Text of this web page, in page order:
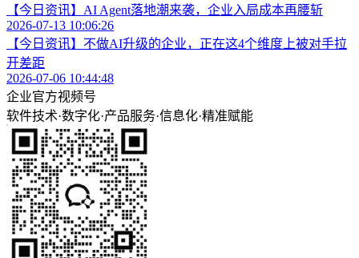
【今日资讯】AI Agent落地潮来袭，企业入局成本再腰斩
2026-07-13 10:06:26
【今日资讯】不做AI升级的企业，正在这4个维度上被对手拉
开差距
2026-07-06 10:44:48
企业官方视频号
软件技术·数字化·产品服务·信息化·精准赋能